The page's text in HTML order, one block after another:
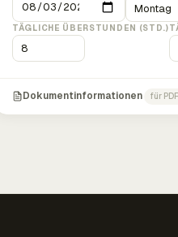
TÄGLICHE ÜBERSTUNDEN (STD.)
Dokumentinformationen für